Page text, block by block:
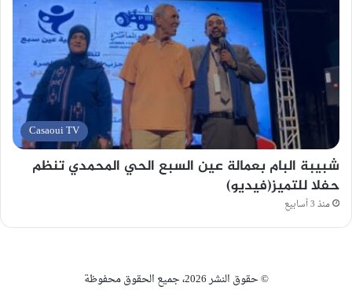
Casaoui TV
شبيبة البام بعمالة عين السبع الحي المحمدي تنظم
حفلا للتميز(فيديو)
منذ 3 أسابيع
© حقوق النشر 2026، جميع الحقوق محفوظة